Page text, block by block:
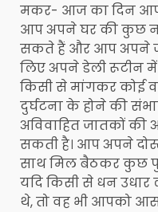
मकर- आज का दिन
आप अपने घर की कुछ
सकते हैं और आप अपने
लिए अपने डेली रूटीन
किसी से मांगकर कोई
दुर्घटना के होने की
अविवाहित जातकों की
सकती है। आप अपने
साथ मिल बैठकर कुछ
यदि किसी से धन
थे, तो वह भी आपको